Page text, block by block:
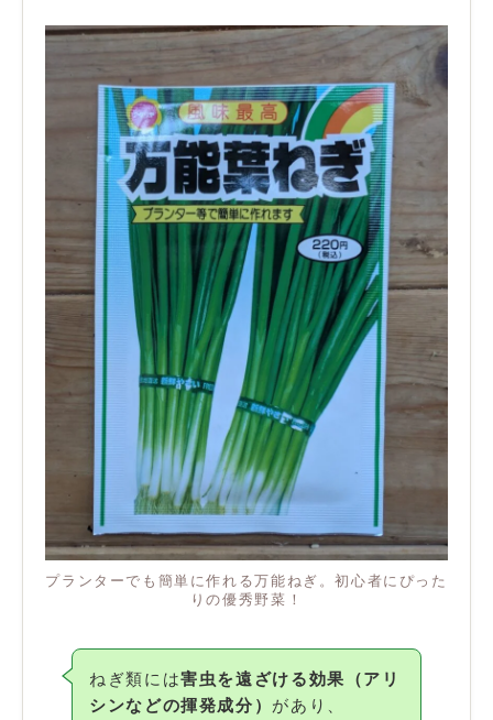
プランターでも簡単に作れる万能ねぎ。初心者にぴった
りの優秀野菜！
ねぎ類には害虫を遠ざける効果（アリ
シンなどの揮発成分） があり、